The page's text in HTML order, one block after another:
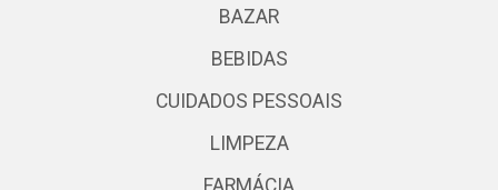
BAZAR
BEBIDAS
CUIDADOS PESSOAIS
LIMPEZA
FARMÁCIA